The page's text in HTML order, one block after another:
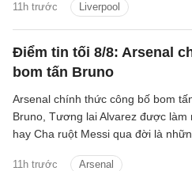
11h trước Liverpool
hai CLB đang là trở ngại lớn đối với
thương vụ này.
Điểm tin tối 8/8: Arsenal
bom tấn Bruno
11h trước Arsenal
Arsenal chính thức công bố bom
Bruno, Tương lai Alvarez được làm
hay Cha ruột Messi qua đời là